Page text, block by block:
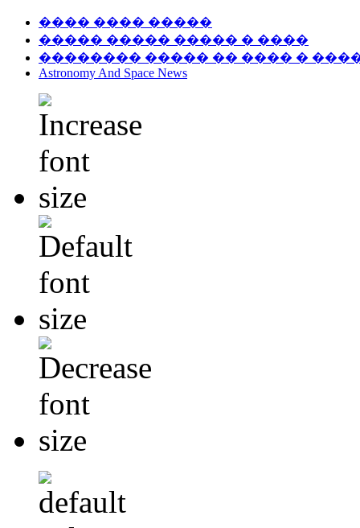
���� ���� �����
����� ����� ����� � ����
�������� ����� �� ���� �
Astronomy And Space News